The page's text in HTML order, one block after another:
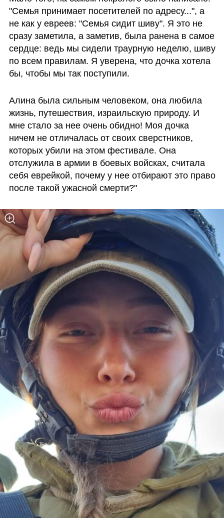
"Семья принимает посетителей по адресу...", а
не как у евреев: "Семья сидит шиву". Я это не
сразу заметила, а заметив, была ранена в самое
сердце: ведь мы сидели траурную неделю, шиву
по всем правилам. Я уверена, что дочка хотела
бы, чтобы мы так поступили.
Алина была сильным человеком, она любила
жизнь, путешествия, израильскую природу. И
мне стало за нее очень обидно! Моя дочка
ничем не отличалась от своих сверстников,
которых убили на этом фестивале. Она
отслужила в армии в боевых войсках, считала
себя еврейкой, почему у нее отбирают это право
после такой ужасной смерти?"